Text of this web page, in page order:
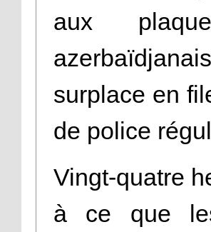
aux
surplace en
de police
Vingt-quatre
à ce que